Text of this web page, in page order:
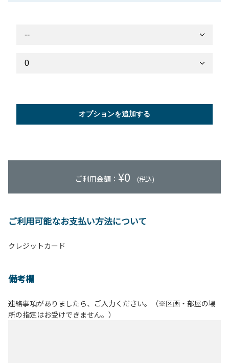
オプションを追加する
ご利用金額： ¥0 (税込)
ご利用可能なお支払い方法について
クレジットカード
備考欄
連絡事項がありましたら、ご入力ください。（※区画・部屋の場
所の指定はお受けできません。）